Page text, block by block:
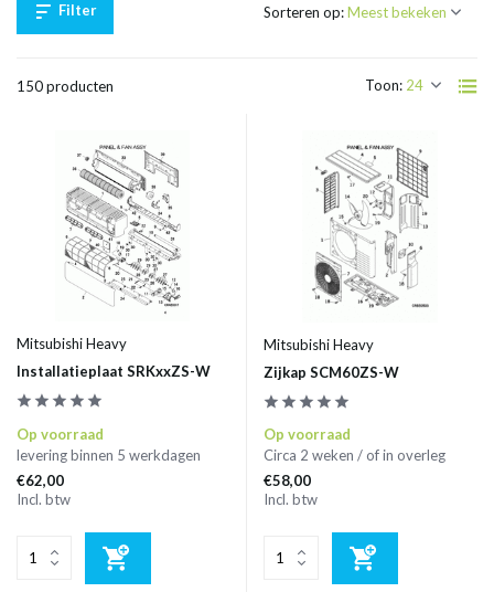
Filter
150 producten Toon:
Sorteren op:
Mitsubishi Heavy
Installatieplaat SRKxxZS-W
Op voorraad
levering binnen 5 werkdagen
€62,00
Incl. btw
Mitsubishi Heavy
Zijkap SCM60ZS-W
Op voorraad
Circa 2 weken / of in overleg
€58,00
Incl. btw